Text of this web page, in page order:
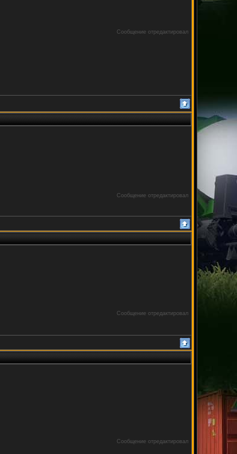
Сообщение отредактировал
Сообщение отредактировал
Сообщение отредактировал
Сообщение отредактировал